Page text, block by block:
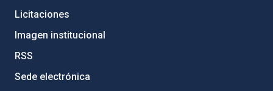
Licitaciones
Imagen institucional
RSS
Sede electrónica